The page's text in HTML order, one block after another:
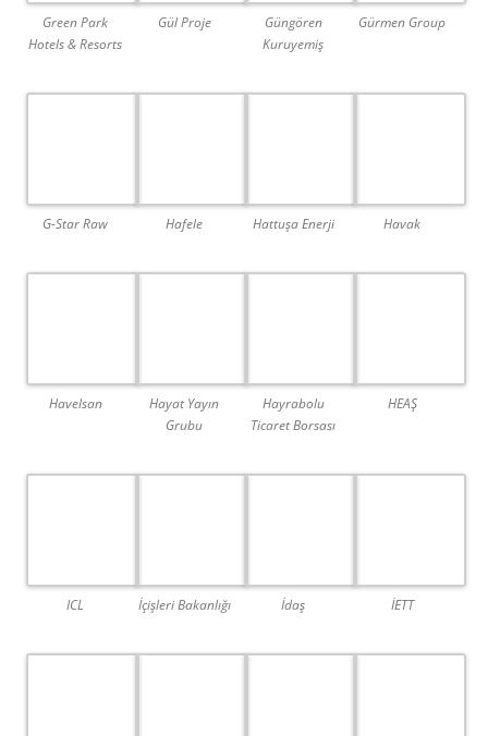
Green Park
Hotels & Resorts
Gül Proje
Güngören
Kuruyemiş
Gürmen Group
G-Star Raw Hafele Hattuşa Enerji Havak
Havelsan
Hayat Yayın
Grubu
Hayrabolu
Ticaret Borsası
HEAŞ
ICL İçişleri Bakanlığı İdaş İETT